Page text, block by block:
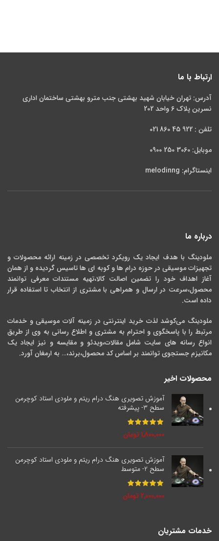
ارتباط با ما
آدرس: تهران خیابان شهید بهشتی جنب مترو بهشتی ساختمان اداری
نسرین پلاک 6 واحد 202
تلفن : 922 45 860 021
موبایل: 3060 250 0900
اینستاگرام: melodinng
درباره ما
ملودینگ با هدف ایجاد یک رویکرد تخصصی در زمینه ارائه محصولات و
تجهیزات موسیقی در حوزه درام ها و کوبه ای ها تاسیس گردیده و از همان
آغاز اهداف خود را تضمین اصالت کالا،تهیه مستندات معرفی توانمند
محصول،سرعت در ارسال و همراهی با مشتری از انتخاب تا استفاده قرار
داده است.
ملودینگ می‌کوشد لذت خرید اینترنتی در زمینه آلات موسیقی و خدمات
مرتبط را با پاسخگوی و احترام به مشتری و اطلاع رسانی به وی از طریق
انواع رسانه های سایت شامل مقالات،ویدئو و مقایسه و نیز ایجاد یک
مکانیزم جستجوی توانمند بر اساس کد محصول،برند،… به ارمغان آورد.
محصولات اخیر
آموزش تصویری هنگ درام ریتم و ملودی استاد کوچرمن
سطح 3- پیشرفته
1,800,000 تومان
آموزش تصویری هنگ درام ریتم و ملودی استاد کوچرمن
سطح 2- متوسط
2,000,000 تومان
خدمات مشتریان